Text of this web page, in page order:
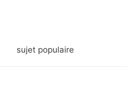
sujet populaire